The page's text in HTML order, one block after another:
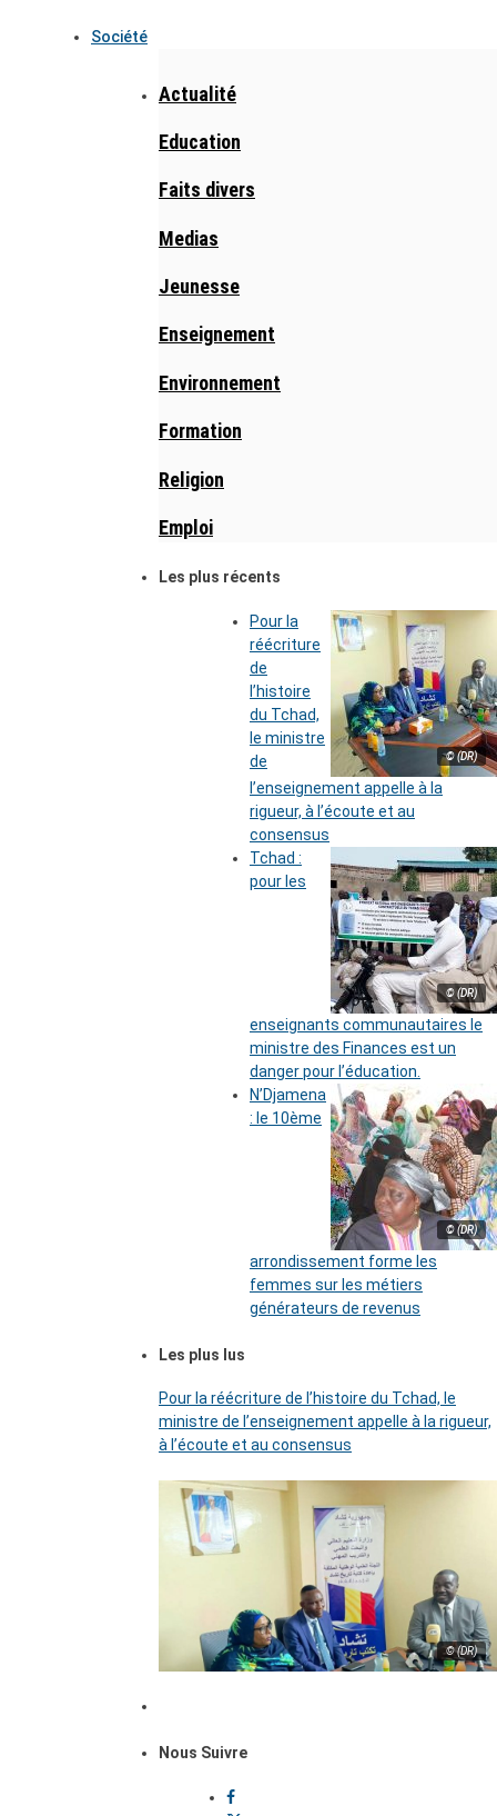
Société
Actualité
Education
Faits divers
Medias
Jeunesse
Enseignement
Environnement
Formation
Religion
Emploi
Les plus récents
© (DR)
Pour la
réécriture
de
l’histoire
du Tchad,
le ministre
de
l’enseignement appelle à la
rigueur, à l’écoute et au
consensus
© (DR)
Tchad :
pour les
enseignants communautaires le
ministre des Finances est un
danger pour l’éducation.
© (DR)
N’Djamena
: le 10ème
arrondissement forme les
femmes sur les métiers
générateurs de revenus
Les plus lus
Pour la réécriture de l’histoire du Tchad, le
ministre de l’enseignement appelle à la rigueur,
à l’écoute et au consensus
© (DR)
Nous Suivre